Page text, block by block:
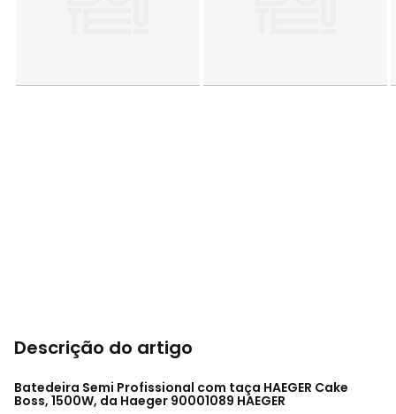
Descrição do artigo
Batedeira Semi Profissional com taça HAEGER Cake
Boss, 1500W, da Haeger 90001089 HAEGER